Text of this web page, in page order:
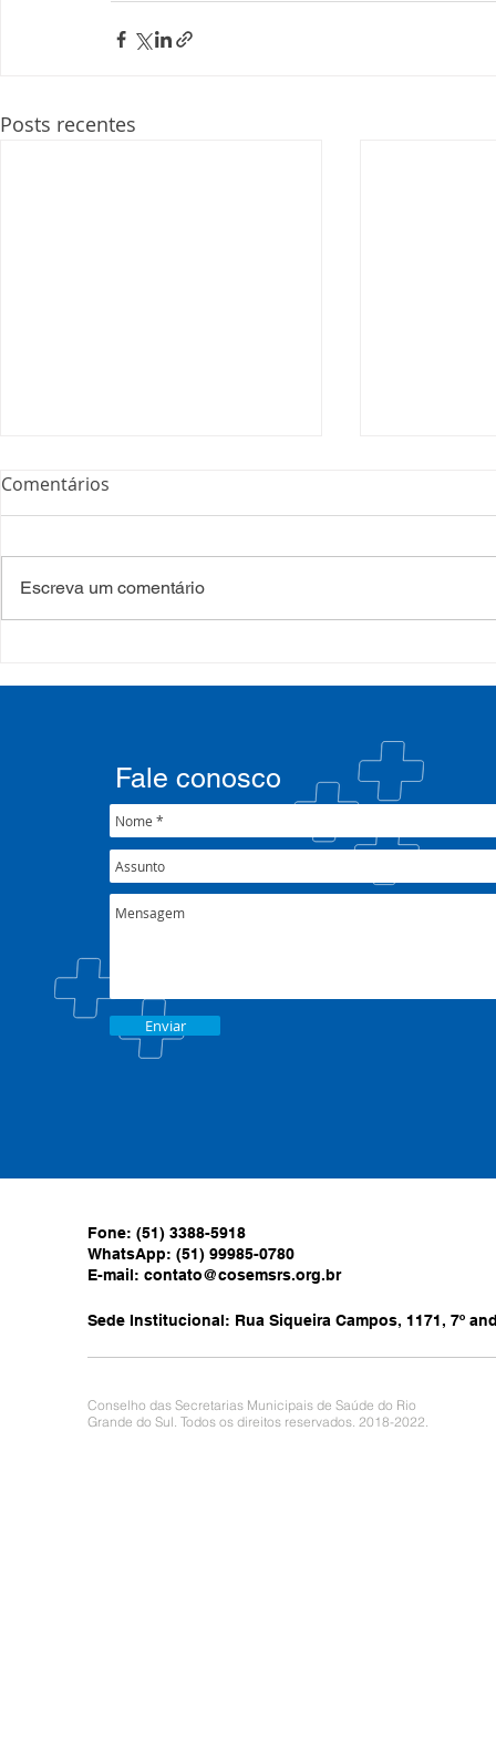
Posts recentes
formação sobre saúde
crise climática
SETEC,
CIB/RS
Comentários
Escreva um comentário
Enviar
Fale conosco
Fone: (51) 3388-5918
WhatsApp: (51) 99985-0780
E-mail: contato@cosemsrs.org.br
Sede Institucional: Rua Siqueira Campos, 1171, 7º
Conselho das Secretarias Municipais de Saúde do Rio
Grande do Sul. Todos os direitos reservados. 2018-2022.